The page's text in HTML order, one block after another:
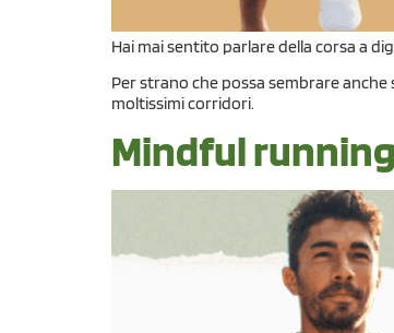
Hai mai sentito parlare della corsa a
Per strano che possa sembrare
moltissimi corridori.
Mindful